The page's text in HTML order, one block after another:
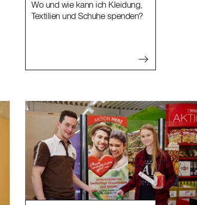
Wo und wie kann ich Kleidung,
Textilien und Schuhe spenden?